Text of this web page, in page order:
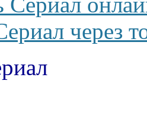
через